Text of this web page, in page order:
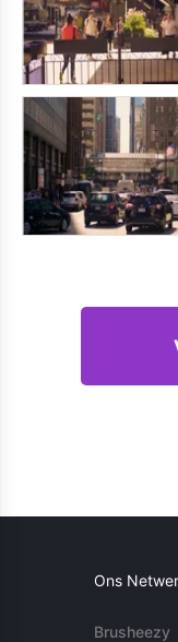
Ons
Brusheezy